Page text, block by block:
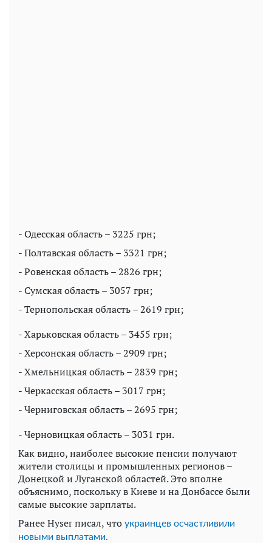
- Одесская область – 3225 грн;
- Полтавская область – 3321 грн;
- Ровенская область – 2826 грн;
- Сумская область – 3057 грн;
- Тернопольская область – 2619 грн;
- Харьковская область – 3455 грн;
- Херсонская область – 2909 грн;
- Хмельницкая область – 2839 грн;
- Черкасская область – 3017 грн;
- Черниговская область – 2695 грн;
- Черновицкая область – 3031 грн.
Как видно, наиболее высокие пенсии получают
жители столицы и промышленных регионов –
Донецкой и Луганской областей. Это вполне
объяснимо, поскольку в Киеве и на Донбассе были
самые высокие зарплаты.
Ранее Hyser писал, что украинцев осчастливили
новыми выплатами.